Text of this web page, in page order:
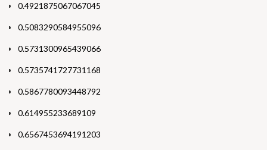
0.4921875067067045
0.5083290584955096
0.5731300965439066
0.5735741727731168
0.5867780093448792
0.614955233689109
0.6567453694191203